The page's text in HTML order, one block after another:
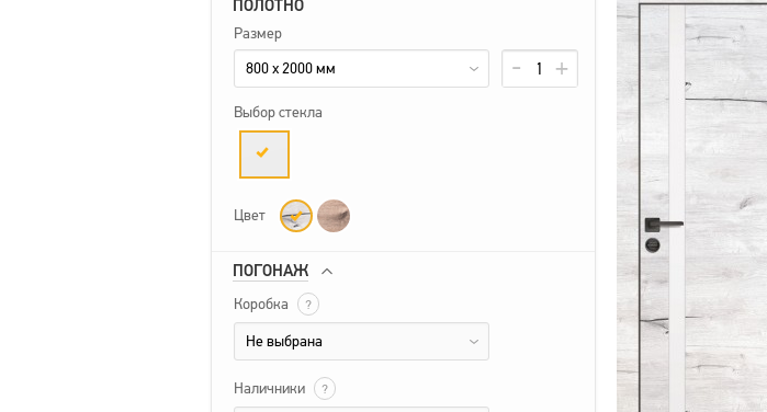
ПОЛОТНО
Размер
800 x 2000 мм
Выбор стекла
Цвет
ПОГОНАЖ
Коробка ?
Не выбрана
Наличники ?